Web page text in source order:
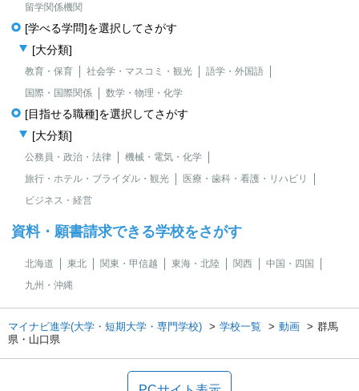
留学関係機関
[学べる学問]を選択してさがす
[大分類]
教育・保育 社会学・マスコミ・観光
語学・外国語
国際・国際関係
数学・物理・化学
[目指せる職種]を選択してさがす
[大分類]
公務員・政治・法律
機械・電気・化学
旅行・ホテル・ブライダル・観光
医療・歯科・看護・リハビリ
ビジネス・経営
資料・願書請求できる学校をさがす
北海道 東北 関東・甲信越 東海・北陸 関西
中国・四国
九州・沖縄
マイナビ進学(大学・短期大学・専門学校) 学校一覧 動画
群馬
県・山口県